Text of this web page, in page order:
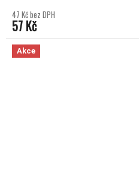
47 Kč bez DPH
57 Kč
Akce